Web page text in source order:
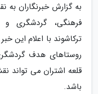
به گزارش خبرنگاران به
فرهنگی، گردشگری
ترکاشوند با اعلام این
روستاهای هدف
قلعه اشتران می
باشد.